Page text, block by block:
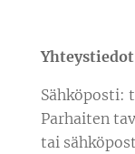
Yhteystiedot
Sähköposti:
Parhaiten
tai